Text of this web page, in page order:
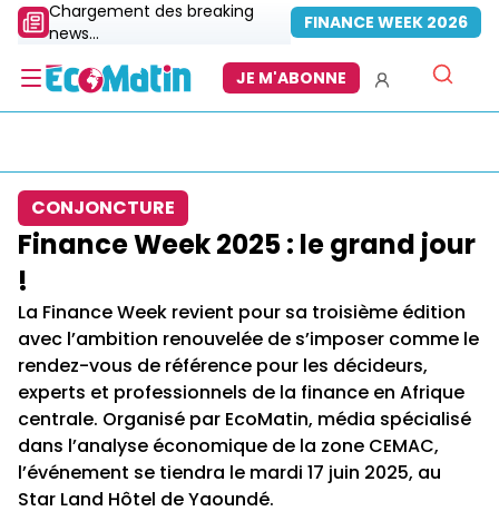
Chargement des breaking
news...
FINANCE WEEK 2026
JE M'ABONNE
CONJONCTURE
Finance Week 2025 : le grand jour
!
La Finance Week revient pour sa troisième édition
avec l’ambition renouvelée de s’imposer comme le
rendez-vous de référence pour les décideurs,
experts et professionnels de la finance en Afrique
centrale. Organisé par EcoMatin, média spécialisé
dans l’analyse économique de la zone CEMAC,
l’événement se tiendra le mardi 17 juin 2025, au
Star Land Hôtel de Yaoundé.